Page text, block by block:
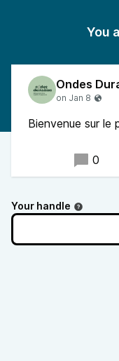
You
Bienvenue sur le
0
Your handle